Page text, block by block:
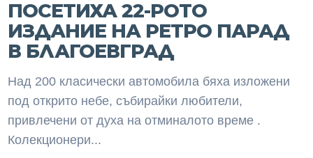
ПОСЕТИХА 22-РОТО
ИЗДАНИЕ НА РЕТРО ПАРАД
В БЛАГОЕВГРАД
Над 200 класически автомобила бяха изложени
под открито небе, събирайки любители,
привлечени от духа на отминалото време .
Колекционери...